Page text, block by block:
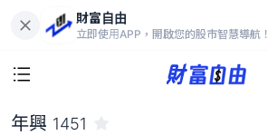
財富自由
立即使用APP，開啟您的股市智慧導航！
17.75
0.85%
年興 1451